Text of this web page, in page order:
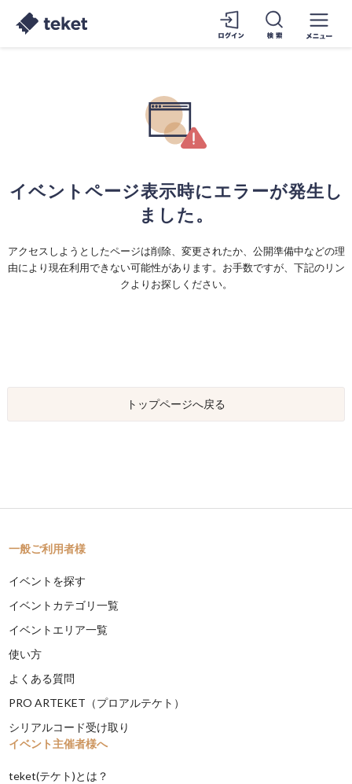
イベントページ表示時にエラーが発生し
ました。
アクセスしようとしたページは削除、変更されたか、公開準備中などの理
由により現在利用できない可能性があります。お手数ですが、下記のリン
クよりお探しください。
トップページへ戻る
一般ご利用者様
イベントを探す
イベントカテゴリ一覧
イベントエリア一覧
使い方
よくある質問
PRO ARTEKET（プロアルテケト）
シリアルコード受け取り
イベント主催者様へ
teket(テケト)とは？